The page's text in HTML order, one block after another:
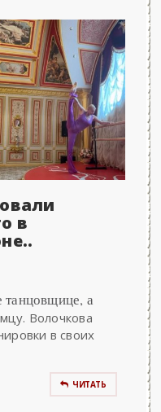
в
танцовщице, а
Волочкова
в своих
ЧИТАТЬ